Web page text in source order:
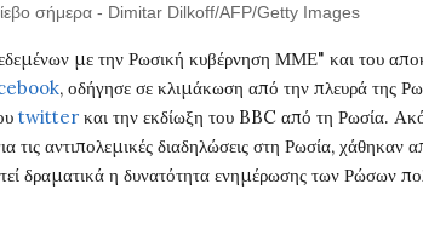
σήμερα - Dimitar Dilkoff/AFP/Getty Images
με την Ρωσική κυβέρνηση ΜΜΕ" και του
, οδήγησε σε κλιμάκωση από την πλευρά της
twitter και την εκδίωξη του BBC από τη Ρωσία.
αντιπολεμικές διαδηλώσεις στη Ρωσία, χάθηκαν
δραματικά η δυνατότητα ενημέρωσης των Ρώσων